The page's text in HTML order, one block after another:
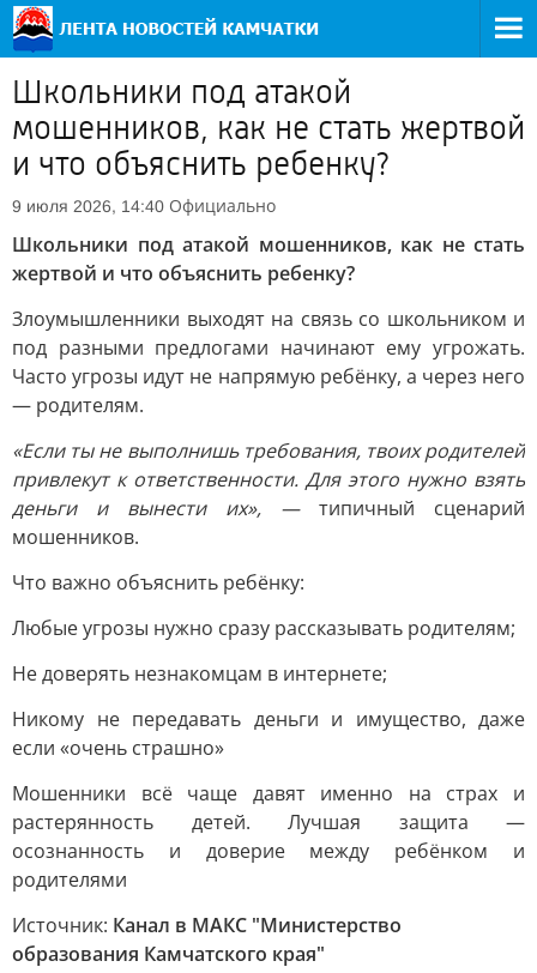
Школьники под атакой
мошенников, как не стать жертвой
и что объяснить ребенку?
9 июля 2026, 14:40 Официально
Школьники под атакой мошенников, как не стать
жертвой и что объяснить ребенку?
Злоумышленники выходят на связь со школьником и
под разными предлогами начинают ему угрожать.
Часто угрозы идут не напрямую ребёнку, а через него
— родителям.
«Если ты не выполнишь требования, твоих родителей
привлекут к ответственности. Для этого нужно взять
деньги и вынести их», — типичный сценарий
мошенников.
Что важно объяснить ребёнку:
Любые угрозы нужно сразу рассказывать родителям;
Не доверять незнакомцам в интернете;
Никому не передавать деньги и имущество, даже
если «очень страшно»
Мошенники всё чаще давят именно на страх и
растерянность детей. Лучшая защита —
осознанность и доверие между ребёнком и
родителями
Источник: Канал в МАКС "Министерство
образования Камчатского края"